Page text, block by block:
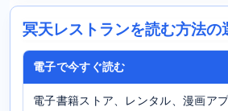
冥天レストランを読む方法の
電子で今すぐ読む
電子書籍ストア、レンタル、漫画ア